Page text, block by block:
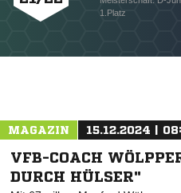
1.Platz
MAGAZIN 15.12.2024 |
VFB-COACH
DURCH HÜLSER"